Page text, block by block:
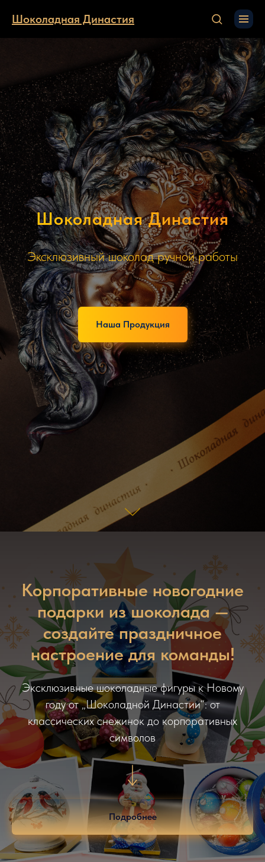
Шоколадная Династия
Шоколадная Династия
Эксклюзивный шоколад ручной работы
Наша Продукция
Корпоративные новогодние
подарки из шоколада —
создайте праздничное
настроение для команды!
Эксклюзивные шоколадные фигуры к Новому
году от „Шоколадной Династии“: от
классических снежинок до корпоративных
символов
Подробнее